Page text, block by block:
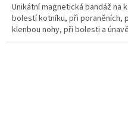
Unikátní magnetická bandáž na
bolestí kotníku, při poraněních,
klenbou nohy, při bolesti a